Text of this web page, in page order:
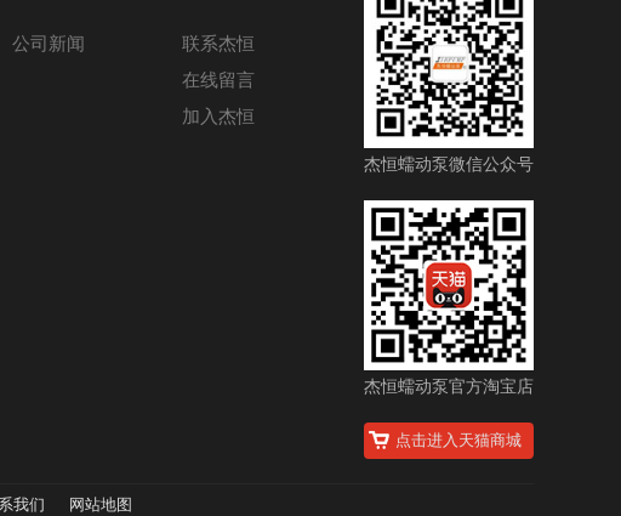
公司新闻
联系杰恒
在线留言
加入杰恒
杰恒蠕动泵微信公众号
杰恒蠕动泵官方淘宝店
点击进入天猫商城
我们 网站地图